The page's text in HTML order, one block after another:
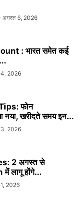
अगस्त 6, 2026
: भारत समेत कई
2026
फोन
खरीदते समय इन...
2026
2 अगस्त से
लागू होंगे...
2026